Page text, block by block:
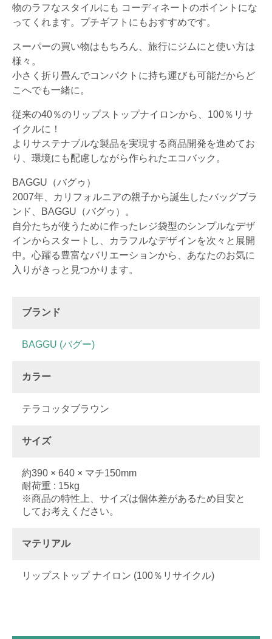
物のラフなスタイルにも コーディネートのポイントにな
ってくれます。プチギフトにもおすすめです。
スーパーの買い物はもちろん、旅行にジムにと使い方は
様々。
小さく折り畳んでコンパクトに持ち運びも可能だからど
こへでも一緒に。
従来の40％のリップストップナイロンから、100％リサ
イクルに！
よりサステナブルな製品を実現する商品開発を進めてお
り、環境にも配慮しながら作られたエコバック。
BAGGU（バグゥ）
2007年、カリフォルニアの親子から誕生したバッグブラ
ンド、BAGGU（バグゥ）。
自分たちが使うために作ったレジ袋型のシンプルなデザ
インからスタートし、カラフルなデザインを次々と展開
中。心躍る豊富なバリエーションから、あなたのお気に
入りがきっと見つかります。
ブランド
BAGGU (バグー)
カラー
テラコッタブラウン
サイズ
約390 × 640 × マチ150mm
耐荷重 : 15kg
※商品の特性上、サイズは個体差があるため目安と
してお考えください。
マテリアル
リップストップ ナイロン (100％リサイクル)